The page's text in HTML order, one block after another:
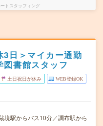
トスタッフィング
3日＞マイカー通勤
書館スタッフ
土日祝日が休み WEB登録OK
境駅からバス10分／調布駅から